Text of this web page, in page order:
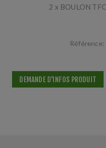
2 x BOULON
Référence:
DEMANDE D'INFOS PRODUIT